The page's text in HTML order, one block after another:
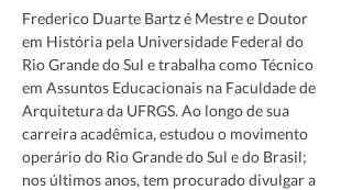
Frederico Duarte Bartz é Mestre e Doutor
em História pela Universidade Federal do
Rio Grande do Sul e trabalha como Técnico
em Assuntos Educacionais na Faculdade de
Arquitetura da UFRGS. Ao longo de sua
carreira acadêmica, estudou o movimento
operário do Rio Grande do Sul e do Brasil;
nos últimos anos, tem procurado divulgar a